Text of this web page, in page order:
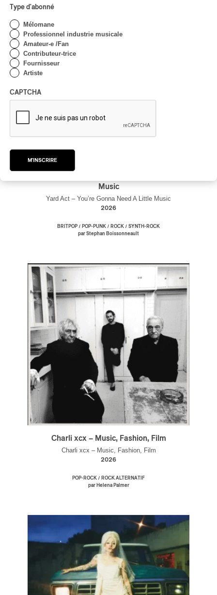
Music
Yard Act – You’re Gonna Need A Little Music
2026
BRITPOP / POP-PUNK / ROCK / SYNTH-ROCK
par Stephan Boissonneault
Charli xcx – Music, Fashion, Film
Charli xcx – Music, Fashion, Film
2026
POP-ROCK / ROCK ALTERNATIF
par Helena Palmer
Type d'abonné
Mélomane
Professionnel industrie musicale
Amateur-e /Fan
Contributeur-trice
Fournisseur
Artiste
CAPTCHA
M'INSCRIRE